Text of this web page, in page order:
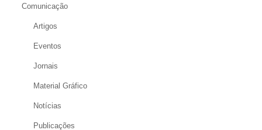
Comunicação
Artigos
Eventos
Jornais
Material Gráfico
Notícias
Publicações